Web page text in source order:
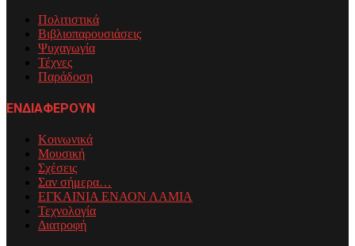
Πολιτιστικά
Βιβλιοπαρουσιάσεις
Ψυχαγωγία
Τέχνες
Παράδοση
ΕΝΔΙΑΦΕΡΟΥΝ
Κοινωνικά
Μουσική
Σχέσεις
Σαν σήμερα…
ΕΓΚΑΙΝΙΑ ΕΝΑΟΝ ΛΑΜΙΑ
Τεχνολογία
Διατροφή